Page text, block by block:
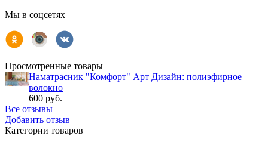
Мы в соцсетях
Просмотренные товары
Наматрасник "Комфорт" Арт Дизайн: полиэфирное
волокно
600 руб.
Все отзывы
Добавить отзыв
Категории товаров